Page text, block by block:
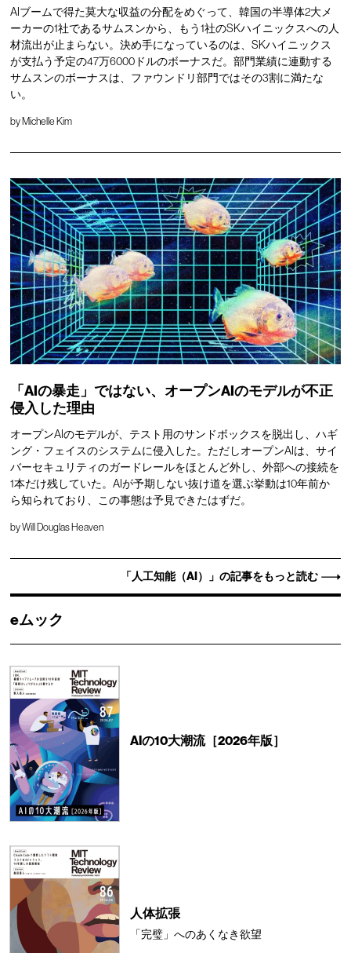
AIブームで得た莫大な収益の分配をめぐって、韓国の半導体2大メ
ーカーの1社であるサムスンから、もう1社のSKハイニックスへの人
材流出が止まらない。決め手になっているのは、SKハイニックス
が支払う予定の47万6000ドルのボーナスだ。部門業績に連動する
サムスンのボーナスは、ファウンドリ部門ではその3割に満たな
い。
by Michelle Kim
「AIの暴走」ではない、オープンAIのモデルが不正
侵入した理由
オープンAIのモデルが、テスト用のサンドボックスを脱出し、ハギ
ング・フェイスのシステムに侵入した。ただしオープンAIは、サイ
バーセキュリティのガードレールをほとんど外し、外部への接続を
1本だけ残していた。AIが予期しない抜け道を選ぶ挙動は10年前か
ら知られており、この事態は予見できたはずだ。
byWill Douglas Heaven
「人工知能（AI）」の記事をもっと読む
eムック
AIの10大潮流［2026年版］
人体拡張
「完璧」へのあくなき欲望